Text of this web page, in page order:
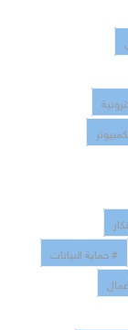
# حماية البيانات